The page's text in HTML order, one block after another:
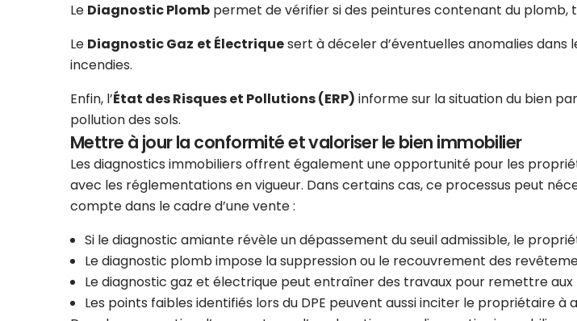
Le Diagnostic Plomb permet de vérifier si des peintures contenant du plomb,
Le Diagnostic Gaz et Électriquesert à déceler d’éventuelles anomalies
incendies.
Enfin, l’État des Risques et Pollutions (ERP) informe sur la situation du bien
pollution des sols.
Mettre à jour la conformité et valoriser le bien immobilier
Les diagnostics immobiliers offrent également une opportunité pour les
avec les réglementations en vigueur. Dans certains cas, ce processus peut
compte dans le cadre d’une vente :
Si le diagnostic amiante révèle un dépassement du seuil admissible, le
Le diagnostic plomb impose la suppression ou le recouvrement des
Le diagnostic gaz et électrique peut entraîner des travaux pour remettre
Les points faibles identifiés lors du DPE peuvent aussi inciter le propriétaire à